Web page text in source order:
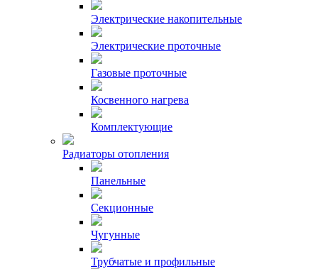
Электрические накопительные
Электрические проточные
Газовые проточные
Косвенного нагрева
Комплектующие
Радиаторы отопления
Панельные
Секционные
Чугунные
Трубчатые и профильные